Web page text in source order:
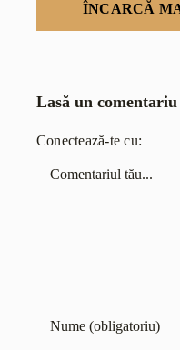
ÎNCARCĂ
Lasă un comentariu
Conectează-te cu:
Comentariu